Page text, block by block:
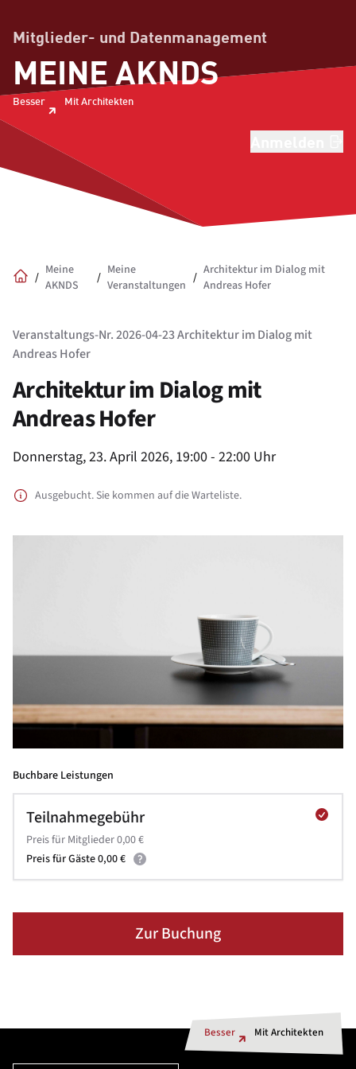
Mitglieder- und Datenmanagement
MEINE AKNDS
Besser Mit Architekten
/ Meine
AKNDS
/ Meine
Veranstaltungen / Architektur im Dialog mit
Andreas Hofer
Veranstaltungs-Nr. 2026-04-23 Architektur im Dialog mit
Andreas Hofer
Architektur im Dialog mit
Andreas Hofer
Product information
Donnerstag, 23. April 2026, 19:00 - 22:00 Uhr
Ausgebucht. Sie kommen auf die Warteliste.
Buchbare Leistungen
Teilnahmegebühr
Preis für Mitglieder 0,00 €
Preis für Gäste 0,00 €
Zur Buchung
Besser Mit Architekten